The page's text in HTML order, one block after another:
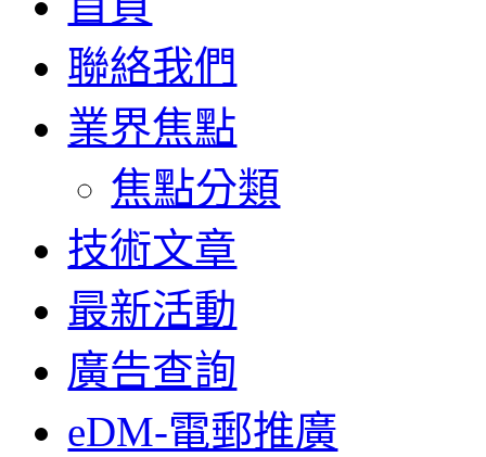
聯絡我們
業界焦點
焦點分類
技術文章
最新活動
廣告查詢
eDM-電郵推廣